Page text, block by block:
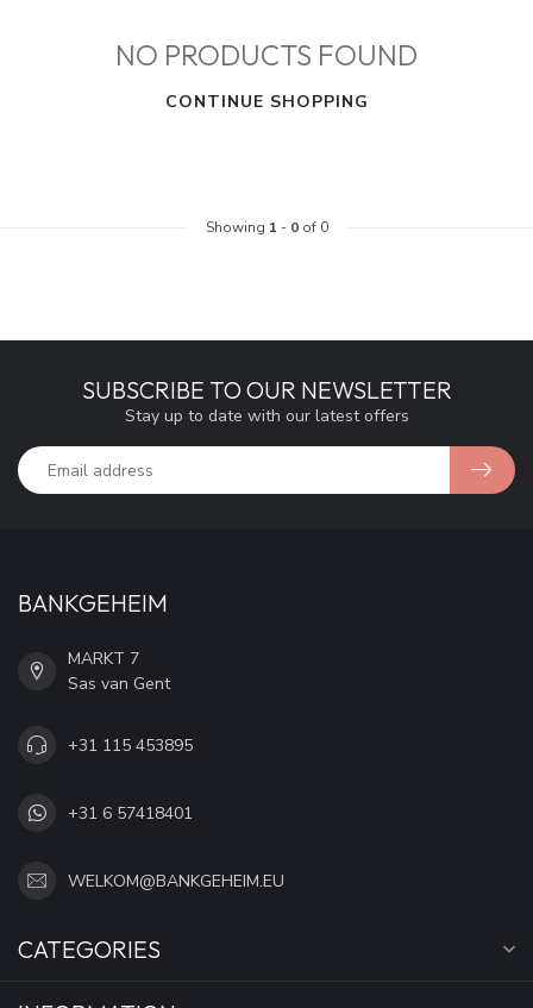
NO PRODUCTS FOUND
CONTINUE SHOPPING
Showing 1 - 0of 0
SUBSCRIBE TO OUR NEWSLETTER
Stay up to date with our latest offers
BANKGEHEIM
MARKT 7
Sas van Gent
+31 115 453895
+31 6 57418401
WELKOM@BANKGEHEIM.EU
CATEGORIES